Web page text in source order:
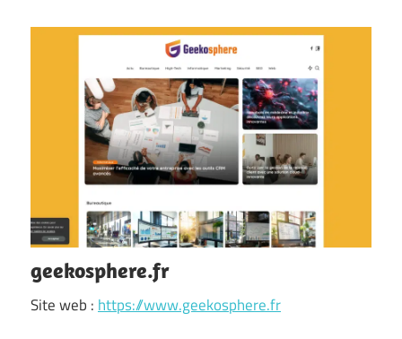
geekosphere.fr
Site web : https://www.geekosphere.fr